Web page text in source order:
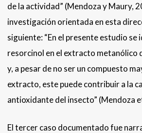
de la actividad” (Mendoza y Maury,
investigación orientada en esta
siguiente: “En el presente estudio
resorcinol en el extracto metanólico
y, a pesar de no ser un compuesto
extracto, este puede contribuir a la
antioxidante del insecto” (Mendoza
El tercer caso documentado fue